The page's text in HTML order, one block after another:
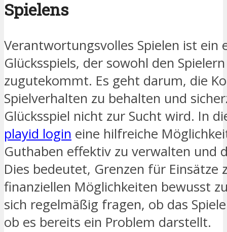
Spielens
Verantwortungsvolles Spielen ist ein
Glücksspiels, der sowohl den
zugutekommt. Es geht darum, die
Spielverhalten zu behalten und
Glücksspiel nicht zur Sucht wird. In
playid login eine hilfreiche
Guthaben effektiv zu verwalten und
Dies bedeutet, Grenzen für Einsätze
finanziellen Möglichkeiten bewusst
sich regelmäßig fragen, ob das
ob es bereits ein Problem darstellt.